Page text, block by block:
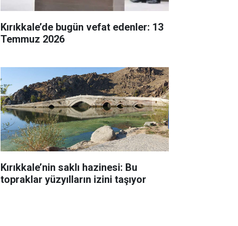
Kırıkkale’de bugün vefat edenler: 13
Temmuz 2026
Kırıkkale’nin saklı hazinesi: Bu
topraklar yüzyılların izini taşıyor